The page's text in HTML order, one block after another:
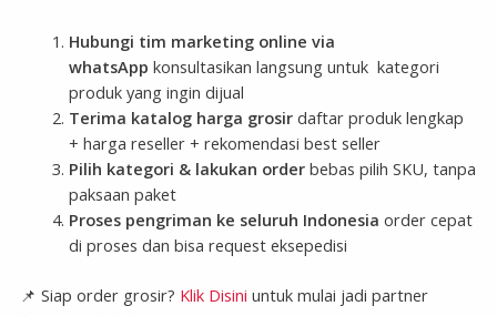
Hubungi tim marketing online via
whatsApp konsultasikan langsung untuk kategori
produk yang ingin dijual
Terima katalog harga grosir daftar produk lengkap
+ harga reseller + rekomendasi best seller
Pilih kategori & lakukan order bebas pilih SKU, tanpa
paksaan paket
Proses pengriman ke seluruh Indonesia order cepat
di proses dan bisa request eksepedisi
📌 Siap order grosir? Klik Disini untuk mulai jadi partner